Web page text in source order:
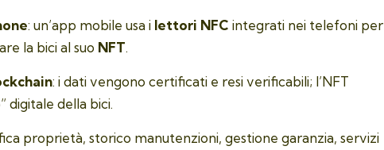
: un’app mobile usa i lettori NFC integrati nei telefoni per
la bici al suo NFT.
: i dati vengono certificati e resi verificabili; l’NFT
digitale della bici.
proprietà, storico manutenzioni, gestione garanzia, servizi